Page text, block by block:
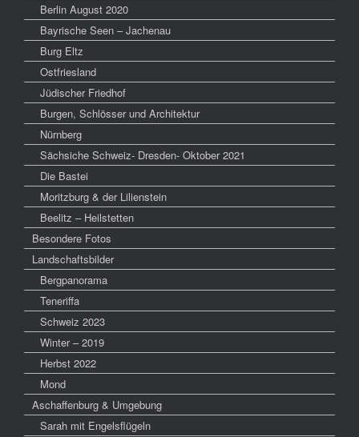
Berlin August 2020
Bayrische Seen – Jachenau
Burg Eltz
Ostfriesland
Jüdischer Friedhof
Burgen, Schlösser und Architektur
Nürnberg
Sächsiche Schweiz- Dresden- Oktober 2021
Die Bastei
Moritzburg & der Lilienstein
Beelitz – Heilstetten
Besondere Fotos
Landschaftsbilder
Bergpanorama
Teneriffa
Schweiz 2023
Winter – 2019
Herbst 2022
Mond
Aschaffenburg & Umgebung
Sarah mit Engelsflügeln